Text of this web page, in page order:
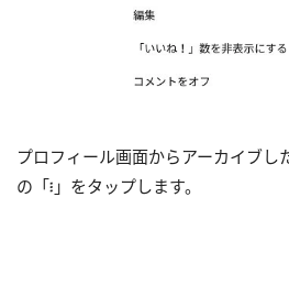
プロフィール画面からアーカイブし
の「፧」をタップします。